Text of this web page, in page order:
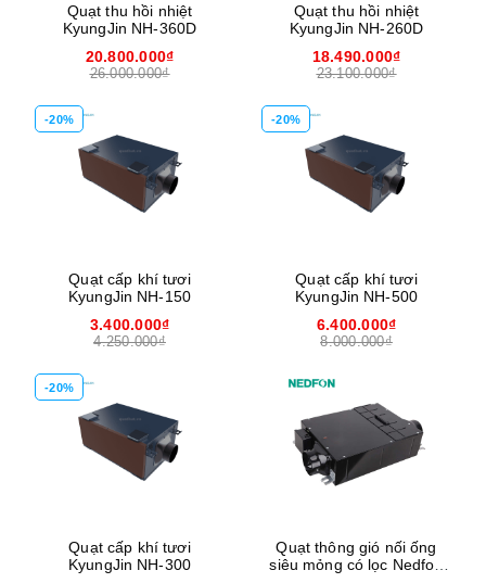
Quạt thu hồi nhiệt
KyungJin NH-360D
20.800.000₫
26.000.000₫
Quạt thu hồi nhiệt
KyungJin NH-260D
18.490.000₫
23.100.000₫
-20%
Quạt cấp khí tươi
KyungJin NH-150
3.400.000₫
4.250.000₫
-20%
Quạt cấp khí tươi
KyungJin NH-500
6.400.000₫
8.000.000₫
-20%
Quạt cấp khí tươi
KyungJin NH-300
Quạt thông gió nối ống
siêu mỏng có lọc Nedfon